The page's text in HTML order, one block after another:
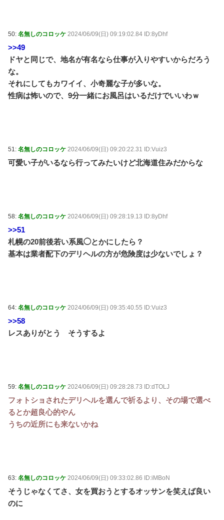
50: 名無しのコロッケ 2024/06/09(日) 09:19:02.84 ID:8yDhf
>>49
ドヤと同じで、地名が有名なら仕事が入りやすいからだろう
な。
それにしてもカワイイ、小奇麗な子が多いな。
性病は怖いので、9分一緒にお風呂はいるだけでいいわｗ
51: 名無しのコロッケ 2024/06/09(日) 09:20:22.31 ID:Vuiz3
可愛い子がいるなら行ってみたいけど北海道住みだからな
58: 名無しのコロッケ 2024/06/09(日) 09:28:19.13 ID:8yDhf
>>51
札幌の20前後若い系風◯とかにしたら？
基本は業者配下のデリヘルの方が危険度は少ないでしょ？
64: 名無しのコロッケ 2024/06/09(日) 09:35:40.55 ID:Vuiz3
>>58
レスありがとう そうするよ
59: 名無しのコロッケ 2024/06/09(日) 09:28:28.73 ID:dTOLJ
フォトショされたデリヘルを選んで祈るより、その場で選べ
るとか超良心的やん
うちの近所にも来ないかね
63: 名無しのコロッケ 2024/06/09(日) 09:33:02.86 ID:iMBoN
そうじゃなくてさ、女を買おうとするオッサンを笑えば良い
のに